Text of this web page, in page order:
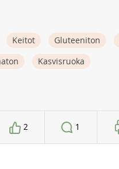
Keitot Gluteeniton
Kasvisruoka
2 1